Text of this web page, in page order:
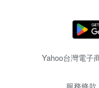
Yahoo台灣電子